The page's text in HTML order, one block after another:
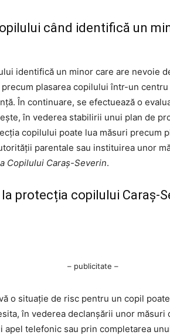
când identifică un
identifică un minor care are nevoie
plasarea copilului într-un
În continuare, se efectuează o
în vederea stabilirii unui plan de
copilului poate lua măsuri precum
parentale sau instituirea unor
Copilului Caraş-Severin.
protecția copilului Caraş-
– publicitate –
o situație de risc pentru un copil
în vederea declanșării unor măsuri
telefonic sau prin completarea